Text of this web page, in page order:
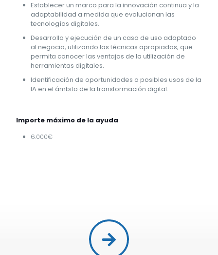
Establecer un marco para la innovación continua y la
adaptabilidad a medida que evolucionan las
tecnologías digitales.
Desarrollo y ejecución de un caso de uso adaptado
al negocio, utilizando las técnicas apropiadas, que
permita conocer las ventajas de la utilización de
herramientas digitales.
Identificación de oportunidades o posibles usos de la
IA en el ámbito de la transformación digital.
Importe máximo de la ayuda
6.000€